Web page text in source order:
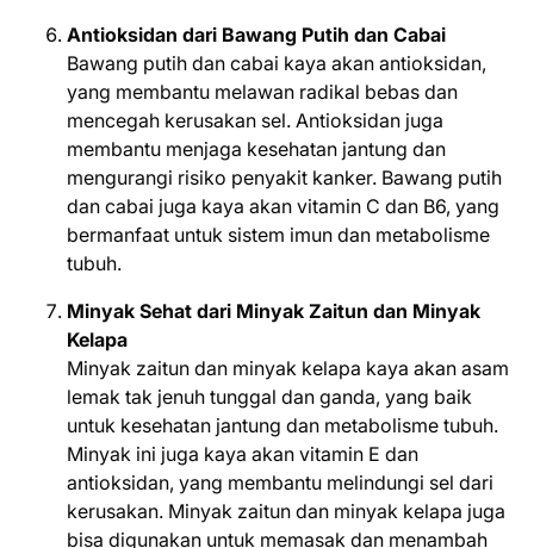
Antioksidan dari Bawang Putih dan Cabai
Bawang putih dan cabai kaya akan antioksidan,
yang membantu melawan radikal bebas dan
mencegah kerusakan sel. Antioksidan juga
membantu menjaga kesehatan jantung dan
mengurangi risiko penyakit kanker. Bawang putih
dan cabai juga kaya akan vitamin C dan B6, yang
bermanfaat untuk sistem imun dan metabolisme
tubuh.
Minyak Sehat dari Minyak Zaitun dan Minyak
Kelapa
Minyak zaitun dan minyak kelapa kaya akan asam
lemak tak jenuh tunggal dan ganda, yang baik
untuk kesehatan jantung dan metabolisme tubuh.
Minyak ini juga kaya akan vitamin E dan
antioksidan, yang membantu melindungi sel dari
kerusakan. Minyak zaitun dan minyak kelapa juga
bisa digunakan untuk memasak dan menambah